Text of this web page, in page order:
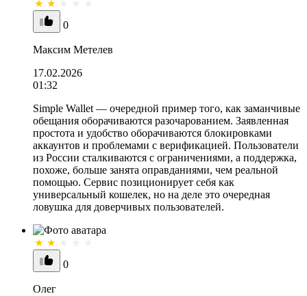
0
Максим Метелев
17.02.2026
01:32
Simple Wallet — очередной пример того, как заманчивые
обещания оборачиваются разочарованием. Заявленная
простота и удобство оборачиваются блокировками
аккаунтов и проблемами с верификацией. Пользователи
из России сталкиваются с ограничениями, а поддержка,
похоже, больше занята оправданиями, чем реальной
помощью. Сервис позиционирует себя как
универсальный кошелек, но на деле это очередная
ловушка для доверчивых пользователей.
0
Олег